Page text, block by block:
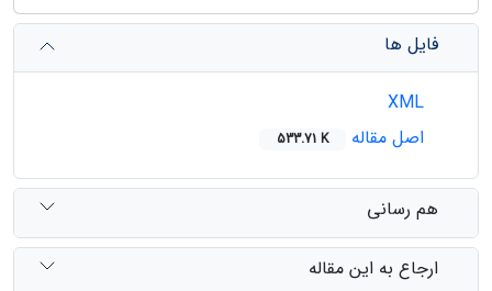
فایل ها
اصل مقاله
533.71 K
هم رسانی
ارجاع به این مقاله